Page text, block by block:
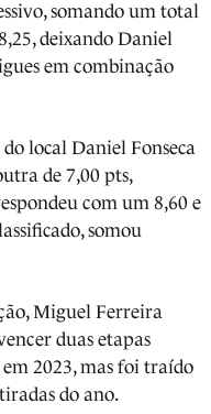
somando um total
deixando Daniel
em combinação
local Daniel Fonseca
de 7,00 pts,
com um 8,60 e
somou
Miguel Ferreira
duas etapas
2023, mas foi traído
do ano.